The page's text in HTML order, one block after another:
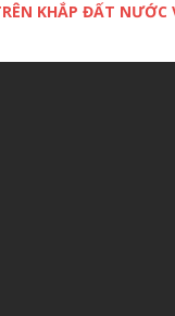
KHẮP ĐẤT